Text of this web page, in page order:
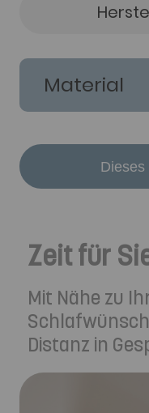
Material
Dieses
Zeit für
Mit Nähe zu
Distanz in